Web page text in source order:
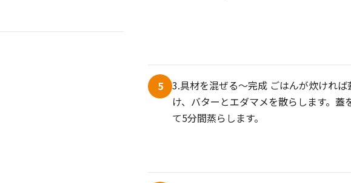
5
3.具材を混ぜる～完成 ごはんが炊ければ
け、バターとエダマメを散らします。蓋
て5分間蒸らします。